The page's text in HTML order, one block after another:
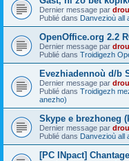
Dernier message par
Publié dans Danvezioù all
OpenOffice.org 2.2
Dernier message par
Publié dans Troidigezh
Evezhiadennoù d/b
Dernier message par
Publié dans Troidigezh
anezho)
Skype e brezhoneg
Dernier message par
Publié dans Danvezioù all
[PC INpact]